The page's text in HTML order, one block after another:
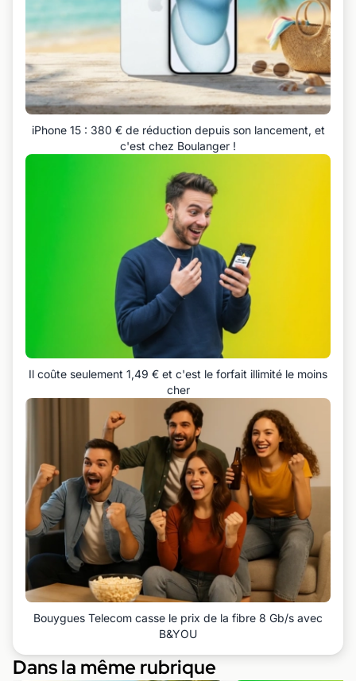
iPhone 15 : 380 € de réduction depuis son lancement, et
c'est chez Boulanger !
Il coûte seulement 1,49 € et c'est le forfait illimité le moins
cher
Bouygues Telecom casse le prix de la fibre 8 Gb/s avec
B&YOU
Dans la même rubrique